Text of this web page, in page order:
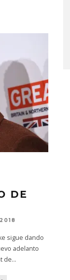
DE
sigue dando
adelanto
de...
EN
2026